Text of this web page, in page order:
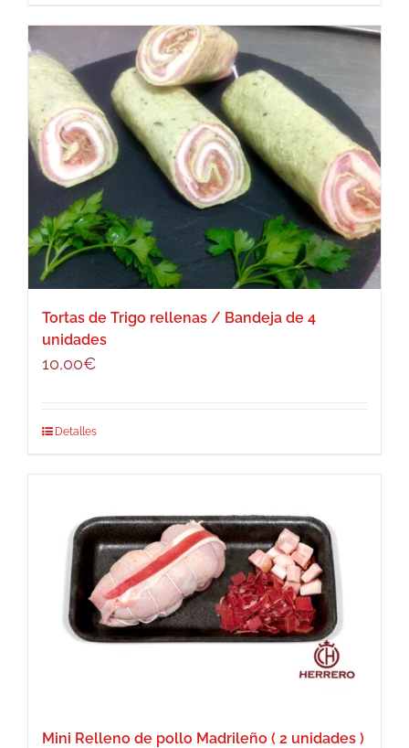
Tortas de Trigo rellenas / Bandeja de 4
unidades
10,00€
Detalles
Mini Relleno de pollo Madrileño ( 2 unidades )